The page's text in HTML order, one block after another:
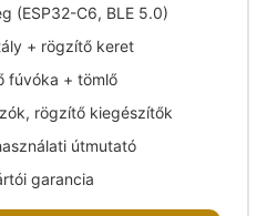
(ESP32-C6, BLE 5.0)
+ rögzítő keret
fúvóka + tömlő
rögzítő kiegészítők
útmutató
garancia